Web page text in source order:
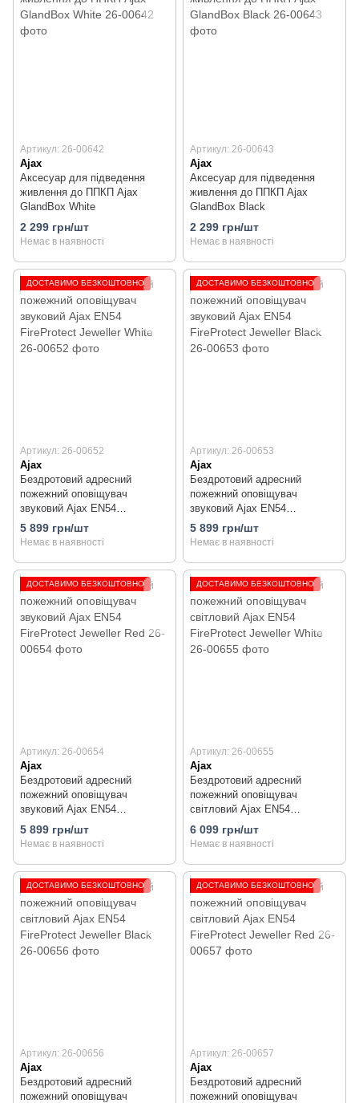
Артикул: 26-00642
Ajax
Аксесуар для підведення
живлення до ППКП Ajax
GlandBox White
2 299 грн/шт
Немає в наявності
Артикул: 26-00643
Ajax
Аксесуар для підведення
живлення до ППКП Ajax
GlandBox Black
2 299 грн/шт
Немає в наявності
ДОСТАВИМО БЕЗКОШТОВНО
Артикул: 26-00652
Ajax
Бездротовий адресний
пожежний оповіщувач
звуковий Ajax EN54
FireProtect Jeweller White
5 899 грн/шт
Немає в наявності
ДОСТАВИМО БЕЗКОШТОВНО
Артикул: 26-00653
Ajax
Бездротовий адресний
пожежний оповіщувач
звуковий Ajax EN54
FireProtect Jeweller Black
5 899 грн/шт
Немає в наявності
ДОСТАВИМО БЕЗКОШТОВНО
Артикул: 26-00654
Ajax
Бездротовий адресний
пожежний оповіщувач
звуковий Ajax EN54
FireProtect Jeweller Red
5 899 грн/шт
Немає в наявності
ДОСТАВИМО БЕЗКОШТОВНО
Артикул: 26-00655
Ajax
Бездротовий адресний
пожежний оповіщувач
світловий Ajax EN54
FireProtect Jeweller White
6 099 грн/шт
Немає в наявності
ДОСТАВИМО БЕЗКОШТОВНО
Артикул: 26-00656
Ajax
Бездротовий адресний
пожежний оповіщувач
ДОСТАВИМО БЕЗКОШТОВНО
Артикул: 26-00657
Ajax
Бездротовий адресний
пожежний оповіщувач